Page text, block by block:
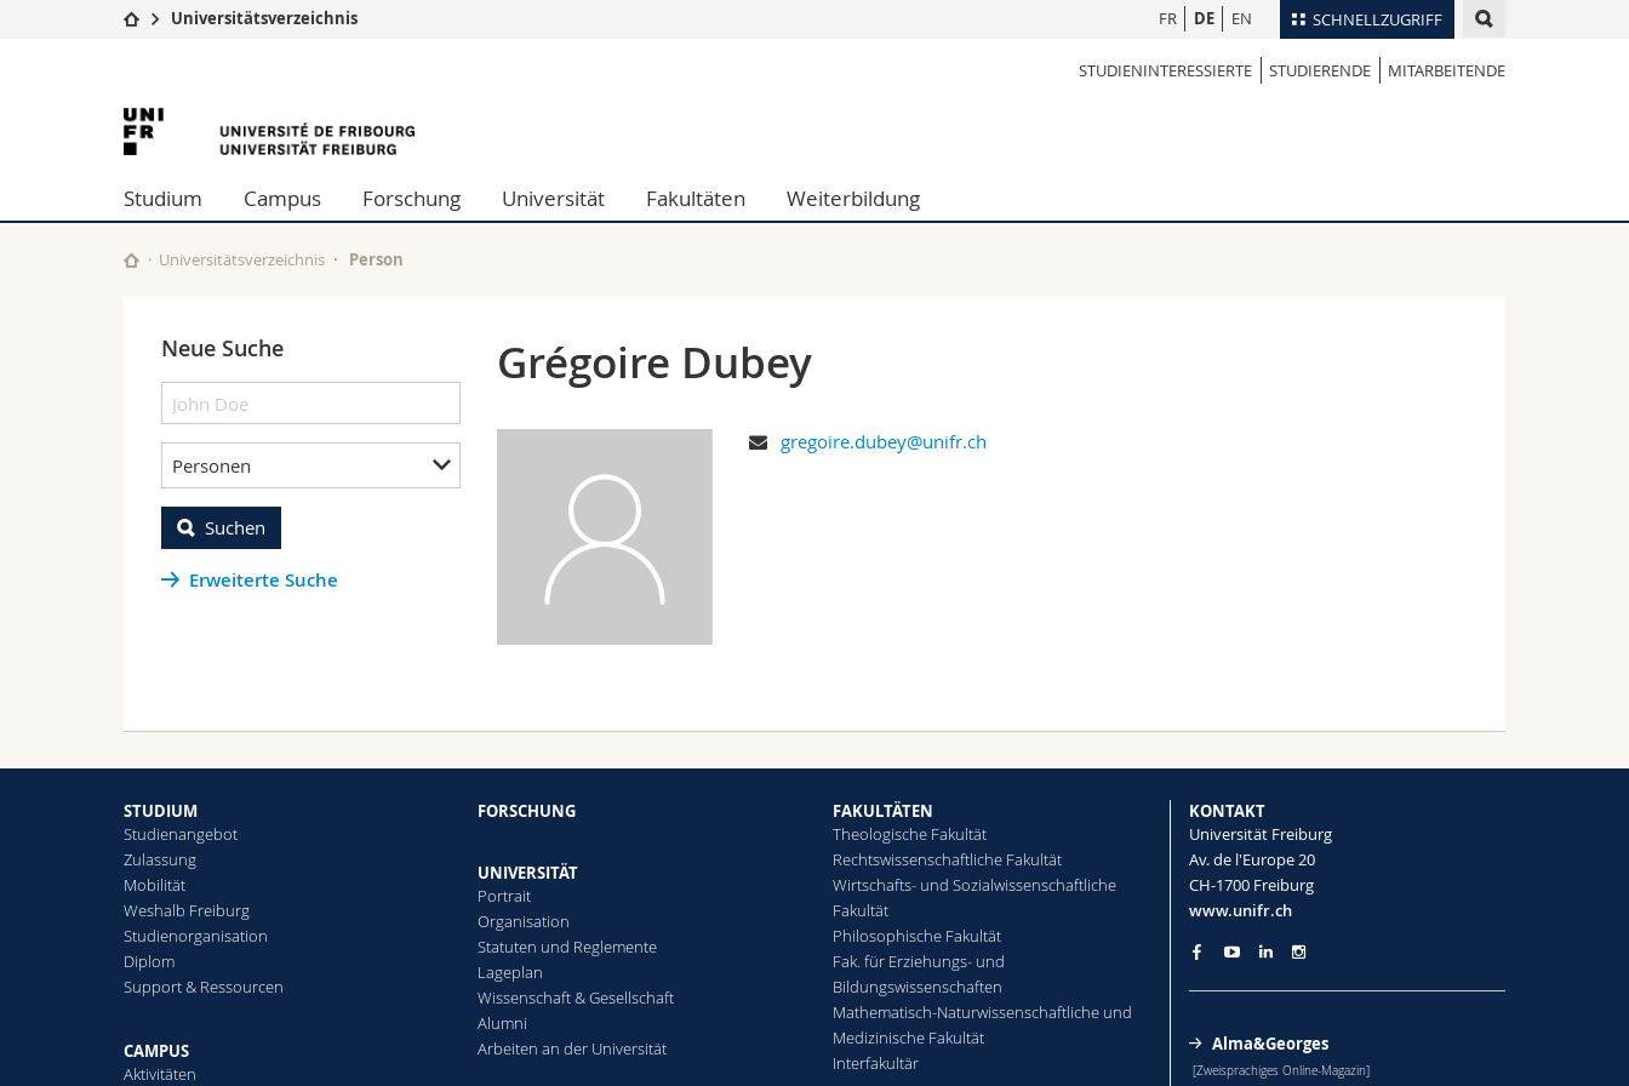
SCHNELLZUGRIFF
Studium
Campus
Universität
Weiterbildung
Theologische Fak.
Philosophische Fak.
Fak. für Erziehungs- und Bildungswissenschaften
Mitarbeitende
Personenverzeichnis
Vorlesungsverzeichnis
FR DE EN
Universitätsverzeichnis
STUDIENINTERESSIERTE STUDIERENDE MITARBEITENDE
University
of
Fribourg
Studium Campus Forschung Universität Fakultäten Weiterbildung
Universitätsverzeichnis Person
Neue Suche
Personen
Suchen
Erweiterte Suche
Grégoire Dubey
gregoire.dubey@unifr.ch
STUDIUM
Studienangebot
Zulassung
Mobilität
Weshalb Freiburg
Studienorganisation
Diplom
Support & Ressourcen
CAMPUS
Aktivitäten
FORSCHUNG
UNIVERSITÄT
Portrait
Organisation
Statuten und Reglemente
Lageplan
Wissenschaft & Gesellschaft
Alumni
Arbeiten an der Universität
FAKULTÄTEN
Theologische Fakultät
Rechtswissenschaftliche Fakultät
Wirtschafts- und Sozialwissenschaftliche
Fakultät
Philosophische Fakultät
Fak. für Erziehungs- und
Bildungswissenschaften
Mathematisch-Naturwissenschaftliche und
Medizinische Fakultät
Interfakultär
KONTAKT
Universität Freiburg
Av. de l'Europe 20
CH-1700 Freiburg
www.unifr.ch
Alma&Georges
[Zweisprachiges Online-Magazin]